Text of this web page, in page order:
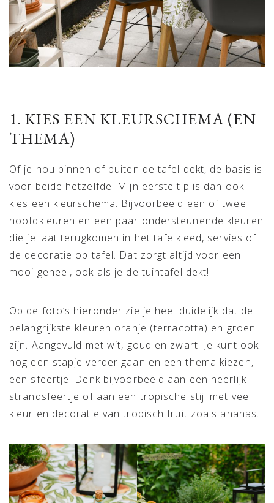
1. KIES EEN KLEURSCHEMA (EN
THEMA)
Of je nou binnen of buiten de tafel dekt, de basis is
voor beide hetzelfde! Mijn eerste tip is dan ook:
kies een kleurschema. Bijvoorbeeld een of twee
hoofdkleuren en een paar ondersteunende kleuren
die je laat terugkomen in het tafelkleed, servies of
de decoratie op tafel. Dat zorgt altijd voor een
mooi geheel, ook als je de tuintafel dekt!
Op de foto’s hieronder zie je heel duidelijk dat de
belangrijkste kleuren oranje (terracotta) en groen
zijn. Aangevuld met wit, goud en zwart. Je kunt ook
nog een stapje verder gaan en een thema kiezen,
een sfeertje. Denk bijvoorbeeld aan een heerlijk
strandsfeertje of aan een tropische stijl met veel
kleur en decoratie van tropisch fruit zoals ananas.